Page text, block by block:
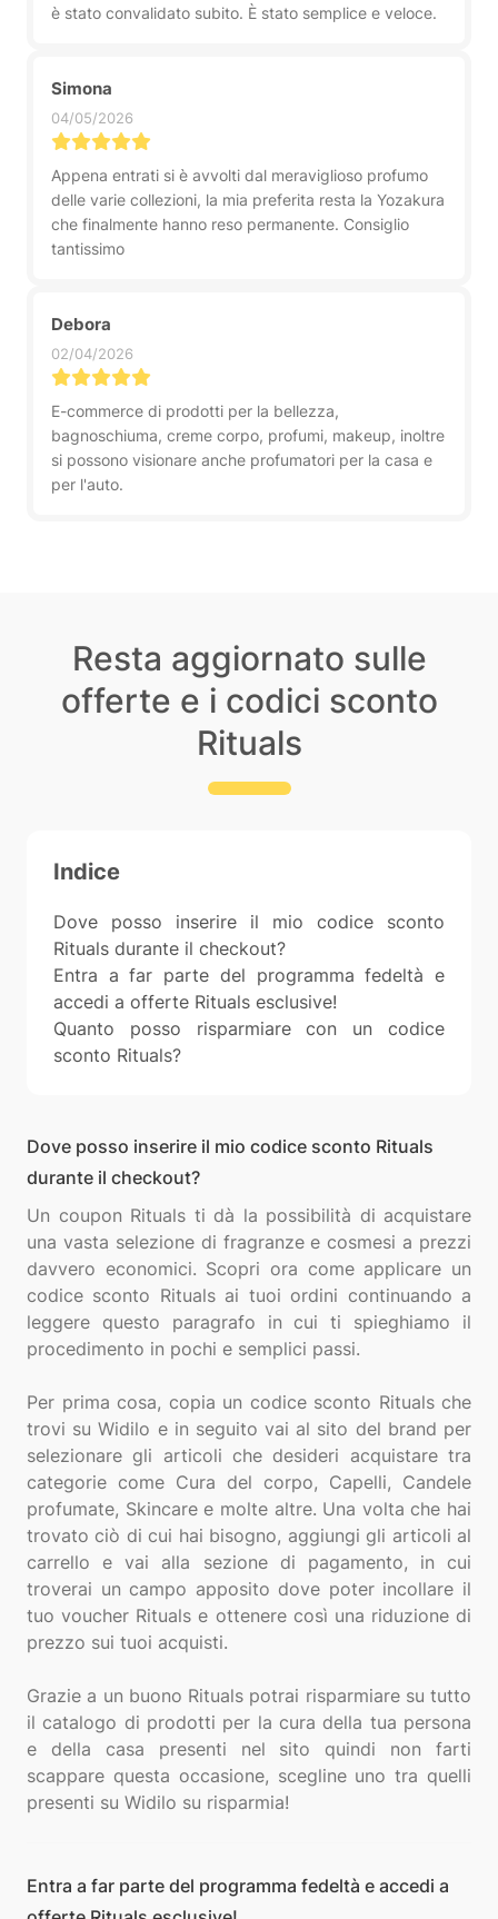
è stato convalidato subito. È stato semplice e veloce.
Simona
04/05/2026
Appena entrati si è avvolti dal meraviglioso profumo
delle varie collezioni, la mia preferita resta la Yozakura
che finalmente hanno reso permanente. Consiglio
tantissimo
Debora
02/04/2026
E-commerce di prodotti per la bellezza,
bagnoschiuma, creme corpo, profumi, makeup, inoltre
si possono visionare anche profumatori per la casa e
per l'auto.
Resta aggiornato sulle
offerte e i codici sconto
Rituals
Indice
Dove posso inserire il mio codice sconto
Rituals durante il checkout?
Entra a far parte del programma fedeltà e
accedi a offerte Rituals esclusive!
Quanto posso risparmiare con un codice
sconto Rituals?
Dove posso inserire il mio codice sconto Rituals
durante il checkout?
Un coupon Rituals ti dà la possibilità di acquistare
una vasta selezione di fragranze e cosmesi a prezzi
davvero economici. Scopri ora come applicare un
codice sconto Rituals ai tuoi ordini continuando a
leggere questo paragrafo in cui ti spieghiamo il
procedimento in pochi e semplici passi.
Per prima cosa, copia un codice sconto Rituals che
trovi su Widilo e in seguito vai al sito del brand per
selezionare gli articoli che desideri acquistare tra
categorie come Cura del corpo, Capelli, Candele
profumate, Skincare e molte altre. Una volta che hai
trovato ciò di cui hai bisogno, aggiungi gli articoli al
carrello e vai alla sezione di pagamento, in cui
troverai un campo apposito dove poter incollare il
tuo voucher Rituals e ottenere così una riduzione di
prezzo sui tuoi acquisti.
Grazie a un buono Rituals potrai risparmiare su tutto
il catalogo di prodotti per la cura della tua persona
e della casa presenti nel sito quindi non farti
scappare questa occasione, scegline uno tra quelli
Entra a far parte del programma fedeltà e accedi a